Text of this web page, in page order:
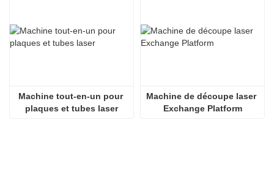
Machine tout-en-un pour
plaques et tubes laser
Machine de découpe laser
Exchange Platform